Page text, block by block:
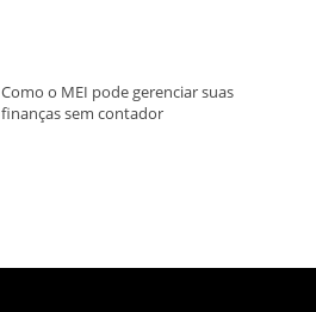
Como o MEI pode gerenciar suas
finanças sem contador